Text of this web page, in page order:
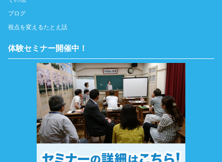
ブログ
視点を変えるたとえ話
体験セミナー開催中！